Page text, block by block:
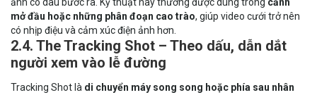
ảnh cô dâu bước ra. Kỹ thuật này thường được dùng trong cảnh
mở đầu hoặc những phân đoạn cao trào, giúp video cưới trở nên
có nhịp điệu và cảm xúc điện ảnh hơn.
2.4. The Tracking Shot – Theo dấu, dẫn dắt
người xem vào lễ đường
Tracking Shot là di chuyển máy song song hoặc phía sau nhân